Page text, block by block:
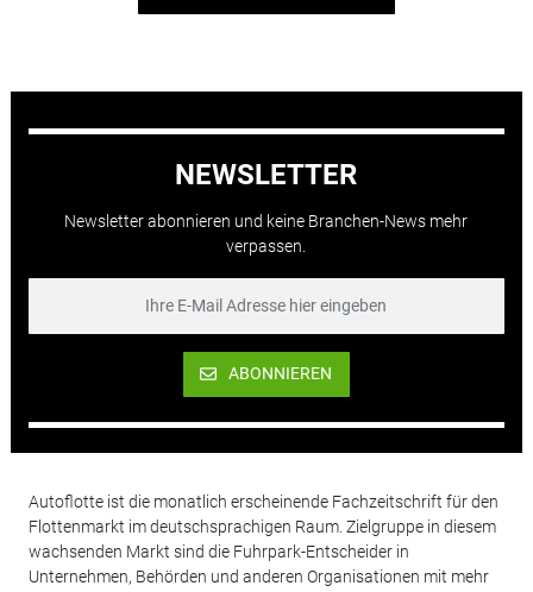
NEWSLETTER
Newsletter abonnieren und keine Branchen-News mehr
verpassen.
ABONNIEREN
Autoflotte ist die monatlich erscheinende Fachzeitschrift für den
Flottenmarkt im deutschsprachigen Raum. Zielgruppe in diesem
wachsenden Markt sind die Fuhrpark-Entscheider in
Unternehmen, Behörden und anderen Organisationen mit mehr